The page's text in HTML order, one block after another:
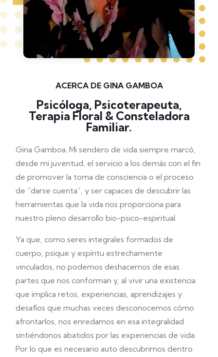
ACERCA DE GINA GAMBOA
Psicóloga, Psicoterapeuta,
Terapia Floral & Consteladora
Familiar.
Gina Gamboa. Mi sendero de vida siempre marcó,
desde mi juventud, el servicio a los demás con el fin
de promover la toma de consciencia o el proceso
de “darse cuenta”, y ser capaces de descubrir las
herramientas que la vida nos proporciona para
nuestro pleno desarrollo bio-psico-espiritual.
Ya que, como seres integrales formados de
cuerpo, psique y espíritu estrechamente
vinculados, no podemos deshacernos de esas
partes que nos conforman y, al vivir una existencia
que implica retos, experiencias, aprendizajes y
desafíos que muchas veces desconocemos cómo
afrontarlos, nos enredamos en esa integralidad
sintiéndonos abatidos por las experiencias de vida.
Por lo que es necesario auto descubrirnos dentro